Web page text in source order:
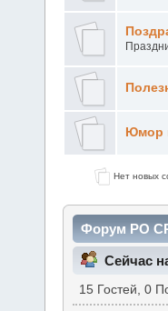
Юмор
Нет новых
Форум РО
Сейчас
15 Гостей, 0